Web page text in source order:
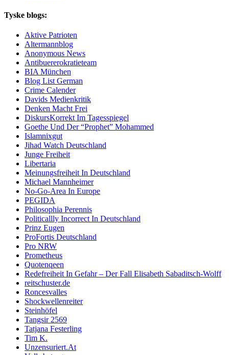
Tyske blogs:
Aktive Patrioten
Altermannblog
Anonymous News
Antibuererokratieteam
BIA München
Blog List German
Crime Calender
Davids Medienkritik
Denken Macht Frei
DiskursKorrekt Im Tagesspiegel
Goethe Und Der “Prophet” Mohammed
Islamnixgut
Jihad Watch Deutschland
Junge Freiheit
Libertaria
Meinungsfreiheit In Deutschland
Michael Mannheimer
No-Go-Area In Europe
PEGIDA
Philosophia Perennis
Politicallly Incorrect In Deutschland
Prinz Eugen
ProFortis Deutschland
Pro NRW
Prometheus
Quotenqeen
Redefreiheit In Gefahr – Der Fall Elisabeth Sabaditsch-Wolff
reitschuster.de
Roncesvalles
Shockwellenreiter
Steinhöfel
Tangsir 2569
Tatjana Festerling
Tim K.
Unzensuriert.At